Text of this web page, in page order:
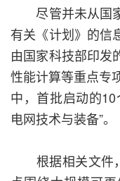
尽管并未从国家
有关《计划》的信
由国家科技部印发
性能计算等重点专
中，首批启动的
电网技术与装备”。
根据相关文件，